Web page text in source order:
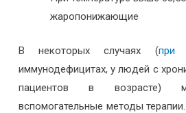
жаропонижающие
В некоторых случаях (при
иммунодефицитах, у людей с
пациентов в возрасте)
вспомогательные методы